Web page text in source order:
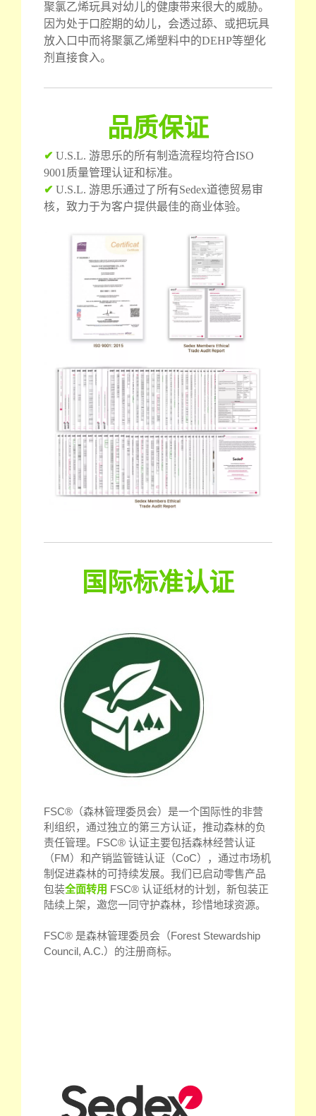
聚氯乙烯玩具对幼儿的健康带来很大的威胁。
因为处于口腔期的幼儿，会透过舔、或把玩具
放入口中而将聚氯乙烯塑料中的DEHP等塑化
剂直接食入。
品质保证
✔ U.S.L. 游思乐的所有制造流程均符合ISO
9001质量管理认证和标准。
✔ U.S.L. 游思乐通过了所有Sedex道德贸易审
核，致力于为客户提供最佳的商业体验。
国际标准认证
FSC®（森林管理委员会）是一个国际性的非营
利组织，通过独立的第三方认证，推动森林的负
责任管理。FSC® 认证主要包括森林经营认证
（FM）和产销监管链认证（CoC），通过市场机
制促进森林的可持续发展。我们已启动零售产品
包装全面转用 FSC® 认证纸材的计划，新包装正
陆续上架，邀您一同守护森林，珍惜地球资源。
FSC® 是森林管理委员会（Forest Stewardship
Council, A.C.）的注册商标。